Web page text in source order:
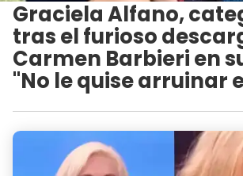
Graciela Alfano,
tras el furioso
Carmen Barbieri en
"No le quise arruinar